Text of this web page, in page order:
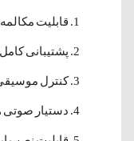
قابلیت
پشتیبانی
کنترل
دستیار